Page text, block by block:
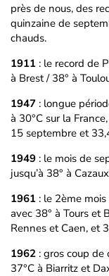
près de nous, des
quinzaine de
chauds.
1911 : le record de
à Brest / 38° à
1947 : longue
à 30°C sur la
15 septembre et
1949 : le mois de
jusqu’à 38° à
1961 : le 2ème
avec 38° à Tours et
Rennes et Caen, et
1962 : gros coup de
37°C à Biarritz et